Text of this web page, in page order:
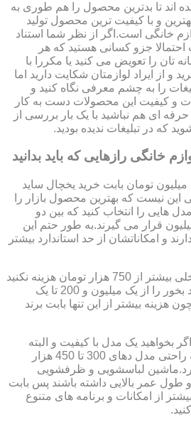
اند تا بدترین محصول را هم طوری به
و با کیفیت ترین محصول تولید
خانگی است.اگر از نظر شما استناد
احتمالا جزو کسانی هستید که هر
تان را تعویض می کنید یا مکررا با
و از ایراد لوازمتان شکایت دارید اما
را به چشم معرفی نگاه کنید و
و کیفیت این محصولات دست به کار
ای هم نباشید با یک بار بررسی از
که در تبلیغات ندیده بودید.
خانگی رازهایی که باید بدانید
تومان بابت خرید یخچال ساید
این نیست که بهترین محصول بازار را
هایی را انتخاب کنید که بین دو
تا سه میلیون قرار می گیرند.به طور حتم این
و امکاناتشان از حد استاندارد بیشتر
برای خرید اجاق گازهای داخلی بیشتر از 750 هزار تومان هزینه نکنید
اما مدل های وارداتی به درد بخور را از یک میلیون و 200 تا یک
کنید چون هزینه بیشتر از این تنها بابت برند
بخواهید یک مدل با کیفیت و البته
مخزن دار را انتخاب کنید به راحتی مدل دهای 300 تا 450 هزار
کرد.ماشین لباسشویی و ظرفشویی
و طول عمر بالایی داشته باشند پس بابت
از امکانات و برنامه های متنوع